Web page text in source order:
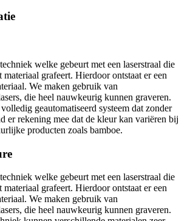
welke gebeurt met een laserstraal die
grafeert. Hierdoor ontstaat er een
We maken gebruik van
die heel nauwkeurig kunnen graveren.
geautomatiseerd systeem dat zonder
er rekening mee dat de kleur kan variëren bij
producten zoals bamboe.
welke gebeurt met een laserstraal die
grafeert. Hierdoor ontstaat er een
We maken gebruik van
die heel nauwkeurig kunnen graveren.